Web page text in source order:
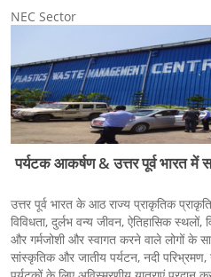
NEC Sector
पर्यटक आकर्षण & उत्तर पूर्व भारत में
उत्तर पूर्व भारत के आठ राज्य प्राकृतिक
विविधता, दुर्लभ वन्य जीवन, ऐतिहासिक
और गर्मजोशी और स्वागत करने वाले लोगों के
सांस्कृतिक और जातीय पर्यटन, नदी